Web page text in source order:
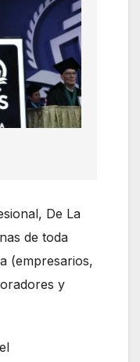
De La
de toda
(empresarios,
y